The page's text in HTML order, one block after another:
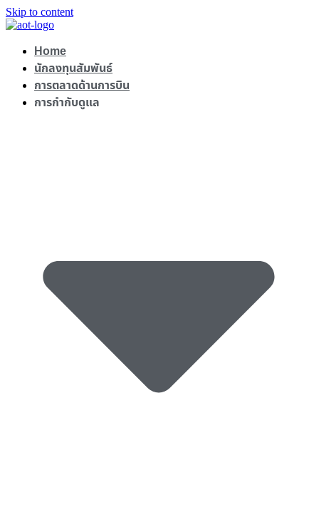
Skip to content
Home
นักลงทุนสัมพันธ์
การตลาดด้านการบิน
การกำกับดูแล